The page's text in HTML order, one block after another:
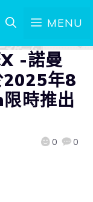
MENU
-諾曼
2025年8
時推出
0 0